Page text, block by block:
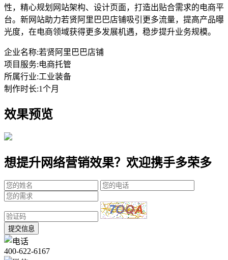
性，精心规划网站架构、设计页面，打造出贴合需求的电商平
台。新网站助力若贤阿里巴巴店铺吸引更多流量，提高产品曝
光度，在电商领域获得更多发展机遇，稳步提升业务规模。
企业名称:若贤阿里巴巴店铺
项目服务:电商托管
所属行业:工业装备
制作时长:1个月
效果预览
想提升网络营销效果？欢迎携手多荣多
提交信息
400-622-6167